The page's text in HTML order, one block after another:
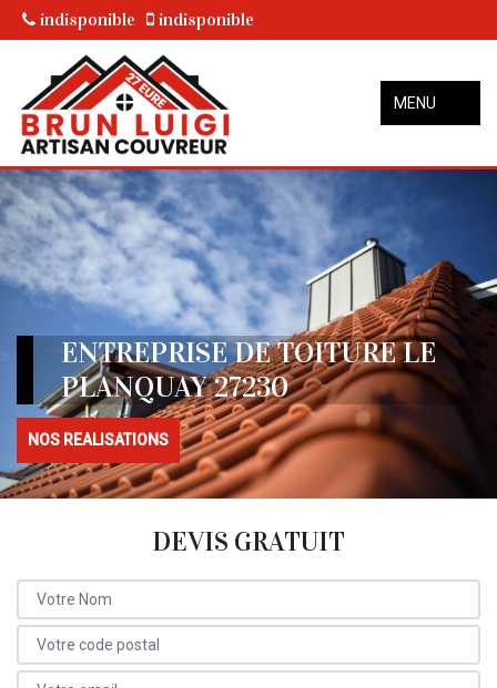
indisponible indisponible
MENU
ENTREPRISE DE TOITURE LE
PLANQUAY 27230
NOS REALISATIONS
DEVIS GRATUIT